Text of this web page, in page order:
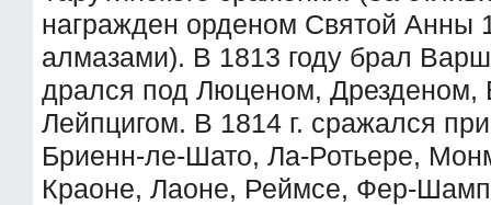
награжден орденом Святой Анны
алмазами). В 1813 году брал
дрался под Люценом, Дрезденом,
Лейпцигом. В 1814 г. сражался
Бриенн-ле-Шато, Ла-Ротьере,
Краоне, Лаоне, Реймсе, Фер-